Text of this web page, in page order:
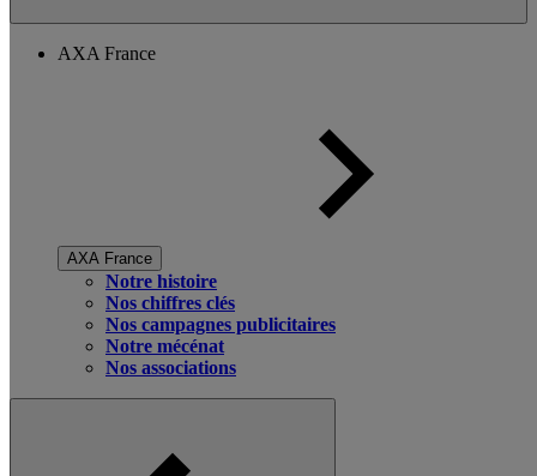
AXA France
AXA France
Notre histoire
Nos chiffres clés
Nos campagnes publicitaires
Notre mécénat
Nos associations